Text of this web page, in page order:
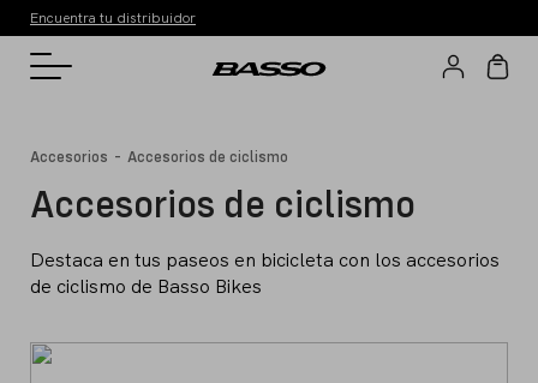
Encuentra tu distribuidor
Accesorios - Accesorios de ciclismo
Accesorios de ciclismo
Destaca en tus paseos en bicicleta con los accesorios
de ciclismo de Basso Bikes